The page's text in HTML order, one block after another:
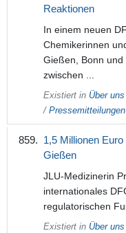
Reaktionen
In einem neuen
Chemikerinnen
Gießen, Bonn und
zwischen ...
Existiert in Über uns
/ Pressemitteilungen
1,5 Millionen
Gießen
JLU-Medizinerin
internationales
regulatorischen
Existiert in Über uns